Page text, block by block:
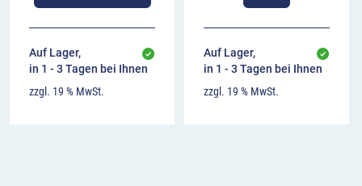
Auf Lager,
in 1 - 3 Tagen bei Ihnen
zzgl. 19 % MwSt.
Auf Lager,
in 1 - 3 Tagen bei Ihnen
zzgl. 19 % MwSt.